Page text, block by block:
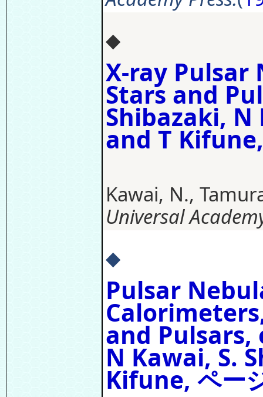
◆
X-ray Pulsar
Stars and
Shibazaki, N
and T
Kawai, N.,
Universal
◆
Pulsar
and Pulsars,
N Kawai, S.
Kifune, ペー